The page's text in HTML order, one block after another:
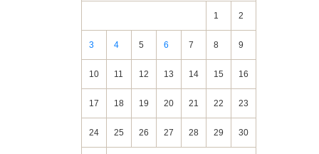
1 2
3 4 5 6 7 8 9
10 11 12 13 14 15 16
17 18 19 20 21 22 23
24 25 26 27 28 29 30